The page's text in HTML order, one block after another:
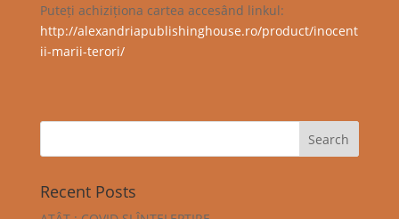
Puteți achiziționa cartea accesând linkul:
http://alexandriapublishinghouse.ro/product/inocent
ii-marii-terori/
Recent Posts